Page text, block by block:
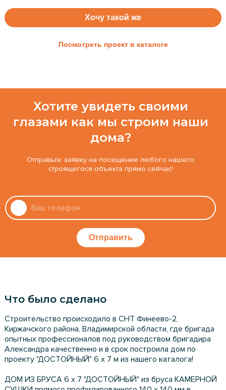
Хочу такой же
Посмотреть проект в каталоге
Хотите увидеть своими
глазами как мы строим наши
дома?
Отправьте заявку на посещение любого нашего
строящегося объекта прямо сейчас!
Отправить
Что было сделано
Строительство происходило в СНТ Финеево-2,
Киржачского района, Владимирской области, где бригада
опытных профессионалов под руководством бригадира
Александра качественно и в срок построила дом по
проекту "ДОСТОЙНЫЙ" 6 х 7 м из нашего каталога!
ДОМ ИЗ БРУСА 6 х 7 "ДОСТОЙНЫЙ" из бруса КАМЕРНОЙ